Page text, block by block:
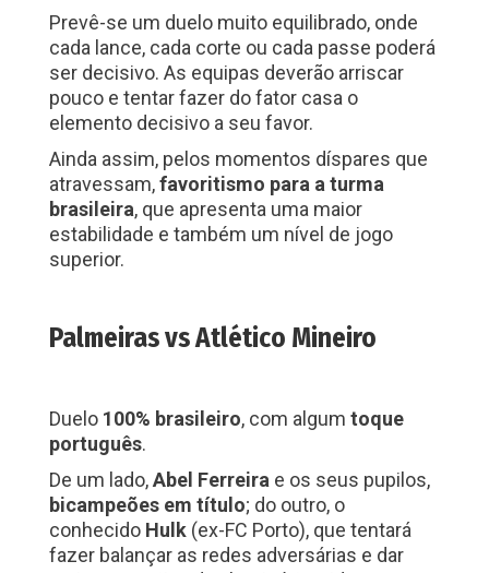
Prevê-se um duelo muito equilibrado, onde
cada lance, cada corte ou cada passe poderá
ser decisivo. As equipas deverão arriscar
pouco e tentar fazer do fator casa o
elemento decisivo a seu favor.
Ainda assim, pelos momentos díspares que
atravessam,favoritismo para a turma
brasileira, que apresenta uma maior
estabilidade e também um nível de jogo
superior.
Palmeiras vs Atlético Mineiro
Duelo 100% brasileiro, com algum toque
português.
De um lado,Abel Ferreira e os seus pupilos,
bicampeões em título; do outro, o
conhecido Hulk (ex-FC Porto), que tentará
fazer balançar as redes adversárias e dar